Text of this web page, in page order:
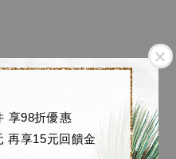
享98折優惠
再享15元回饋金